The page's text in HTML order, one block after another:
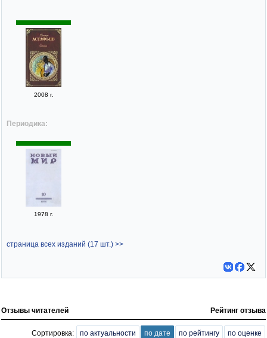
2008 г.
Периодика:
1978 г.
страница всех изданий (17 шт.) >>
Отзывы читателей Рейтинг отзыва
Сортировка: по актуальности по дате по рейтингу по оценке